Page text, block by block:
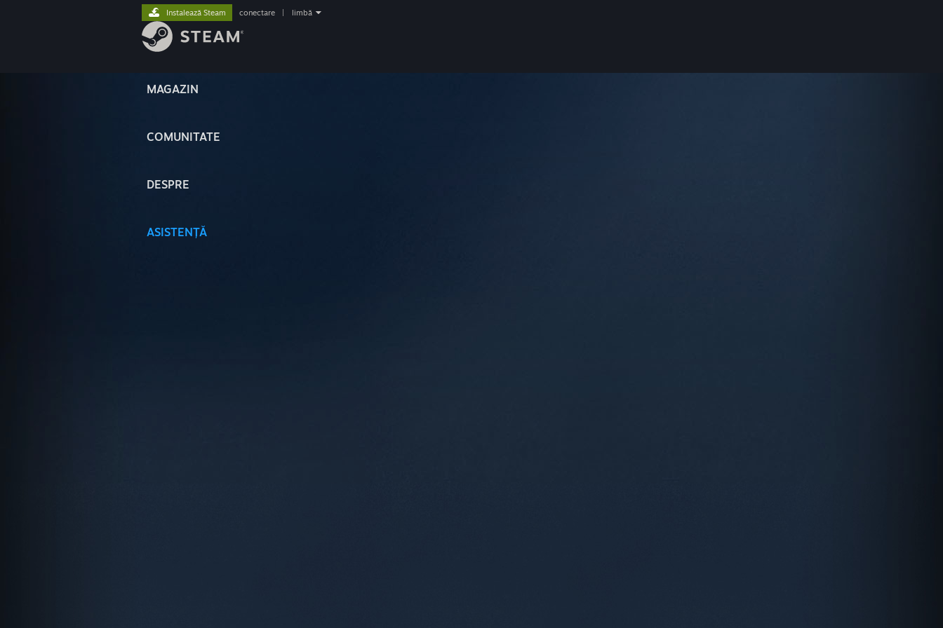
MAGAZIN
COMUNITATE
DESPRE
ASISTENȚĂ
Instalează Steam conectare limbă